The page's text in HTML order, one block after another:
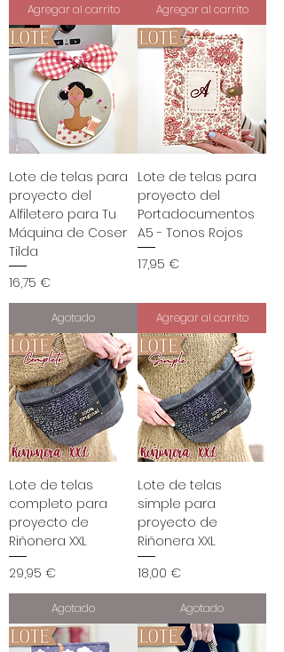
Agregar al carrito Agregar al carrito
Lote de telas para
proyecto del
Alfiletero para Tu
Máquina de Coser
Tilda
Precio
16,75 €
Agotado
Lote de telas para
proyecto del
Portadocumentos
A5 - Tonos Rojos
Precio
17,95 €
Agregar al carrito
Lote de telas
completo para
proyecto de
Riñonera XXL
Precio
29,95 €
Agotado
Lote de telas
simple para
proyecto de
Riñonera XXL
Precio
18,00 €
Agotado